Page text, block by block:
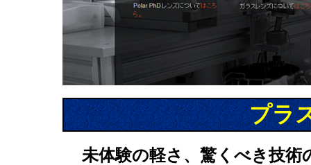
プラ
未体験の軽さ、驚くべき技術